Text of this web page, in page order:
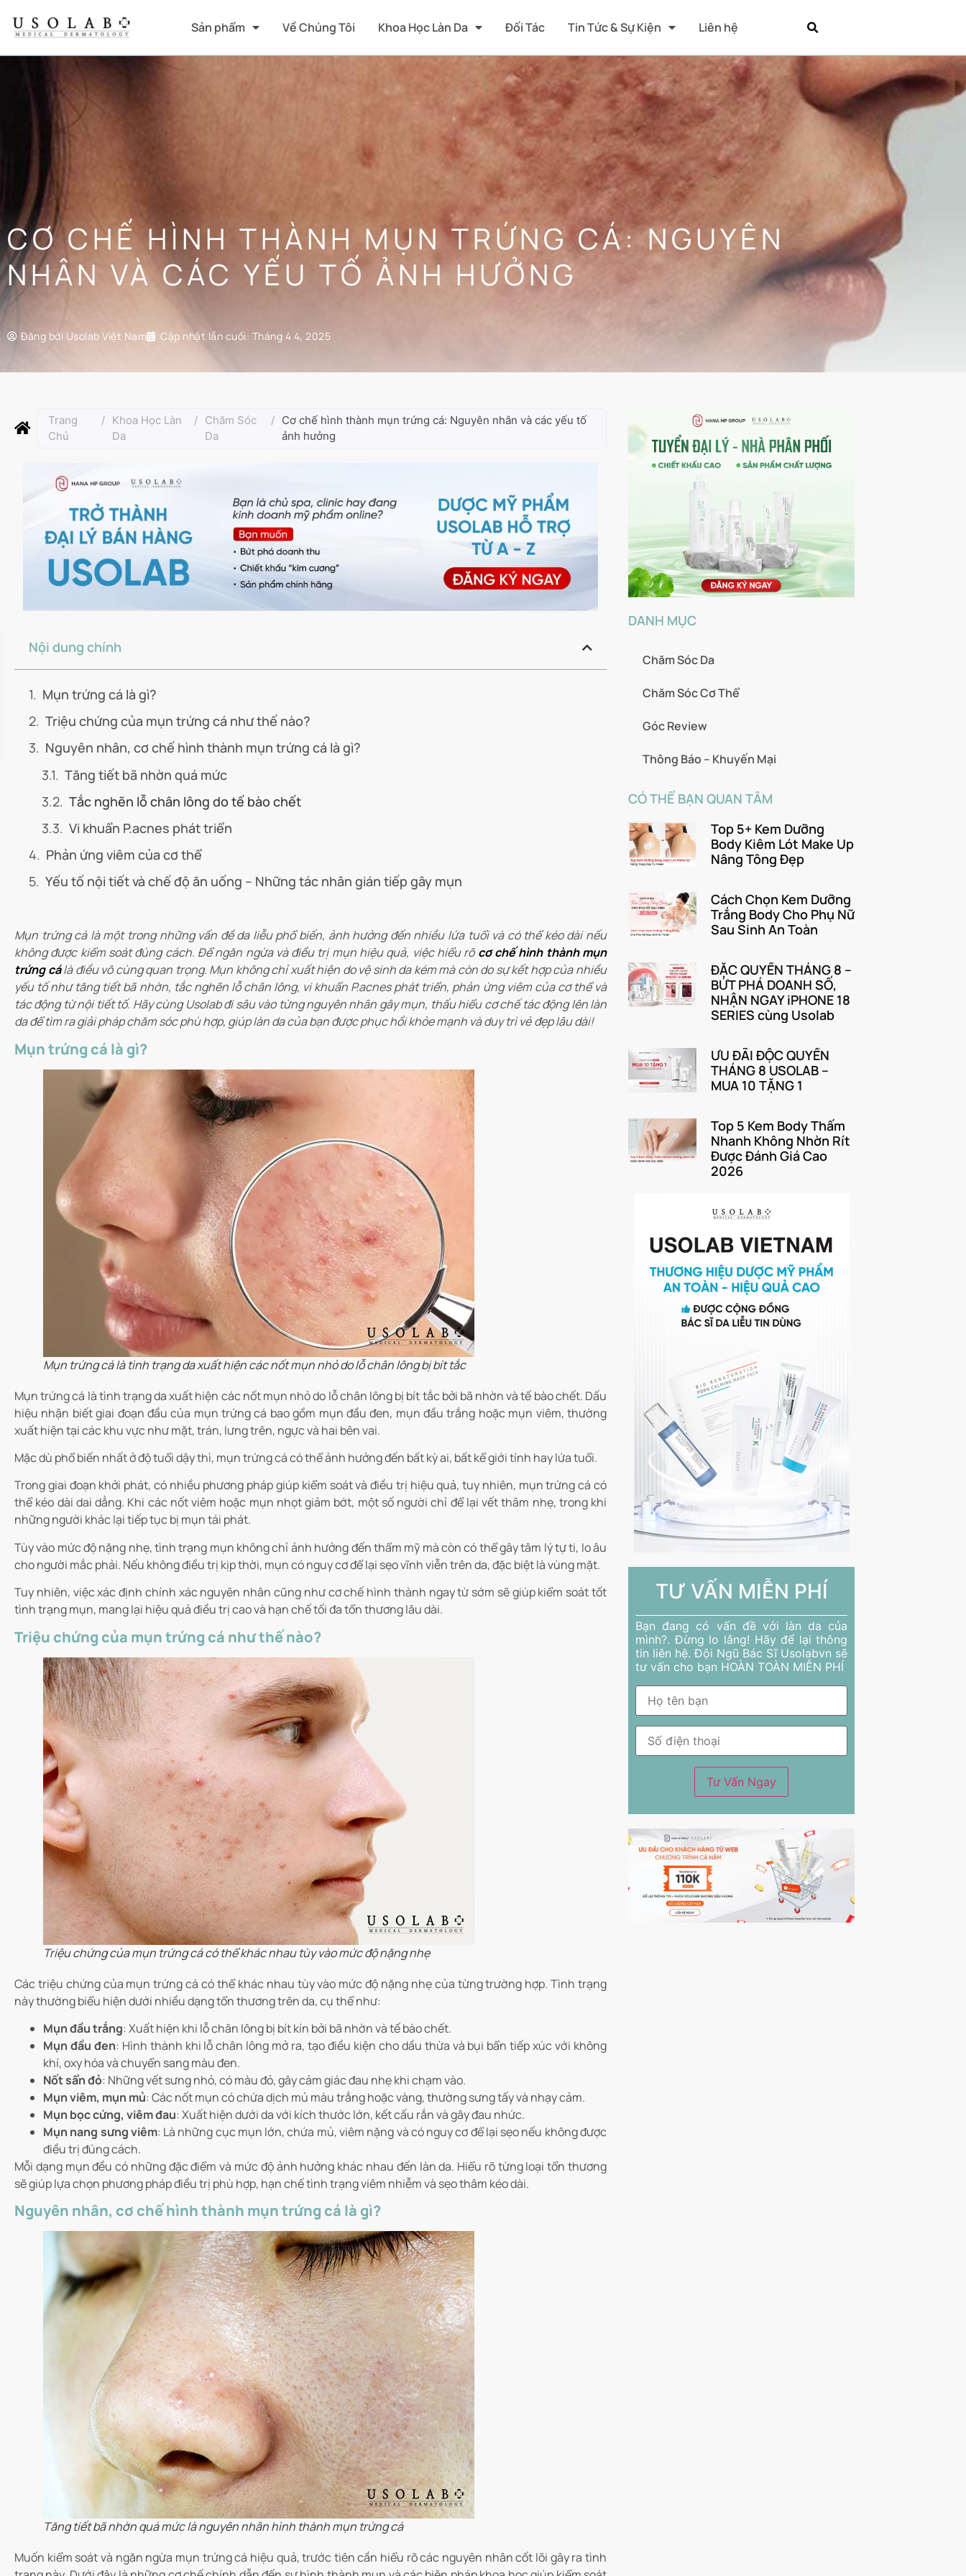
Sản phẩm Về Chúng Tôi Khoa Học Làn Da Đối Tác Tin Tức & Sự Kiện Liên hệ
CƠ CHẾ HÌNH THÀNH MỤN TRỨNG CÁ: NGUYÊN
NHÂN VÀ CÁC YẾU TỐ ẢNH HƯỞNG
Đăng bởi Usolab Việt Nam Cập nhật lần cuối: Tháng 4 4, 2025
Trang
Chủ
/ Khoa Học Làn
Da
/ Chăm Sóc
Da
/ Cơ chế hình thành mụn trứng cá: Nguyên nhân và các yếu tố
ảnh hưởng
Nội dung chính
Mụn trứng cá là gì?
Triệu chứng của mụn trứng cá như thế nào?
Nguyên nhân, cơ chế hình thành mụn trứng cá là gì?
Tăng tiết bã nhờn quá mức
Tắc nghẽn lỗ chân lông do tế bào chết
Vi khuẩn P.acnes phát triển
Phản ứng viêm của cơ thể
Yếu tố nội tiết và chế độ ăn uống – Những tác nhân gián tiếp gây mụn
Mụn trứng cá là một trong những vấn đề da liễu phổ biến, ảnh hưởng đến nhiều lứa tuổi và có thể kéo dài nếu
không được kiểm soát đúng cách. Để ngăn ngừa và điều trị mụn hiệu quả, việc hiểu rõ cơ chế hình thành mụn
trứng cálà điều vô cùng quan trọng. Mụn không chỉ xuất hiện do vệ sinh da kém mà còn do sự kết hợp của nhiều
yếu tố như tăng tiết bã nhờn, tắc nghẽn lỗ chân lông, vi khuẩn P.acnes phát triển, phản ứng viêm của cơ thể và
tác động từ nội tiết tố. Hãy cùng Usolab đi sâu vào từng nguyên nhân gây mụn, thấu hiểu cơ chế tác động lên làn
da để tìm ra giải pháp chăm sóc phù hợp, giúp làn da của bạn được phục hồi khỏe mạnh và duy trì vẻ đẹp lâu dài!
Mụn trứng cá là gì?
Mụn trứng cá là tình trạng da xuất hiện các nốt mụn nhỏ do lỗ chân lông bị bít tắc
Mụn trứng cá là tình trạng da xuất hiện các nốt mụn nhỏ do lỗ chân lông bị bít tắc bởi bã nhờn và tế bào chết. Dấu
hiệu nhận biết giai đoạn đầu của mụn trứng cá bao gồm mụn đầu đen, mụn đầu trắng hoặc mụn viêm, thường
xuất hiện tại các khu vực như mặt, trán, lưng trên, ngực và hai bên vai.
Mặc dù phổ biến nhất ở độ tuổi dậy thì, mụn trứng cá có thể ảnh hưởng đến bất kỳ ai, bất kể giới tính hay lứa tuổi.
Trong giai đoạn khởi phát, có nhiều phương pháp giúp kiểm soát và điều trị hiệu quả, tuy nhiên, mụn trứng cá có
thể kéo dài dai dẳng. Khi các nốt viêm hoặc mụn nhọt giảm bớt, một số người chỉ để lại vết thâm nhẹ, trong khi
những người khác lại tiếp tục bị mụn tái phát.
Tùy vào mức độ nặng nhẹ, tình trạng mụn không chỉ ảnh hưởng đến thẩm mỹ mà còn có thể gây tâm lý tự ti, lo âu
cho người mắc phải. Nếu không điều trị kịp thời, mụn có nguy cơ để lại sẹo vĩnh viễn trên da, đặc biệt là vùng mặt.
Tuy nhiên, việc xác định chính xác nguyên nhân cũng như cơ chế hình thành ngay từ sớm sẽ giúp kiểm soát tốt
tình trạng mụn, mang lại hiệu quả điều trị cao và hạn chế tối đa tổn thương lâu dài.
Triệu chứng của mụn trứng cá như thế nào?
Triệu chứng của mụn trứng cá có thể khác nhau tùy vào mức độ nặng nhẹ
Các triệu chứng của mụn trứng cá có thể khác nhau tùy vào mức độ nặng nhẹ của từng trường hợp. Tình trạng
này thường biểu hiện dưới nhiều dạng tổn thương trên da, cụ thể như:
Mụn đầu trắng: Xuất hiện khi lỗ chân lông bị bít kín bởi bã nhờn và tế bào chết.
Mụn đầu đen: Hình thành khi lỗ chân lông mở ra, tạo điều kiện cho dầu thừa và bụi bẩn tiếp xúc với không
khí, oxy hóa và chuyển sang màu đen.
Nốt sẩn đỏ: Những vết sưng nhỏ, có màu đỏ, gây cảm giác đau nhẹ khi chạm vào.
Mụn viêm, mụn mủ: Các nốt mụn có chứa dịch mủ màu trắng hoặc vàng, thường sưng tấy và nhạy cảm.
Mụn bọc cứng, viêm đau: Xuất hiện dưới da với kích thước lớn, kết cấu rắn và gây đau nhức.
Mụn nang sưng viêm: Là những cục mụn lớn, chứa mủ, viêm nặng và có nguy cơ để lại sẹo nếu không được
điều trị đúng cách.
Mỗi dạng mụn đều có những đặc điểm và mức độ ảnh hưởng khác nhau đến làn da. Hiểu rõ từng loại tổn thương
sẽ giúp lựa chọn phương pháp điều trị phù hợp, hạn chế tình trạng viêm nhiễm và sẹo thâm kéo dài.
Nguyên nhân, cơ chế hình thành mụn trứng cá là gì?
Tăng tiết bã nhờn quá mức là nguyên nhân hình thành mụn trứng cá
Muốn kiểm soát và ngăn ngừa mụn trứng cá hiệu quả, trước tiên cần hiểu rõ các nguyên nhân cốt lõi gây ra tình
DANH MỤC
Chăm Sóc Da
Chăm Sóc Cơ Thể
Góc Review
Thông Báo – Khuyến Mại
CÓ THỂ BẠN QUAN TÂM
Top 5+ Kem Dưỡng
Body Kiêm Lót Make Up
Nâng Tông Đẹp
Cách Chọn Kem Dưỡng
Trắng Body Cho Phụ Nữ
Sau Sinh An Toàn
ĐẶC QUYỀN THÁNG 8 –
BỨT PHÁ DOANH SỐ,
NHẬN NGAY iPHONE 18
SERIES cùng Usolab
ƯU ĐÃI ĐỘC QUYỀN
THÁNG 8 USOLAB –
MUA 10 TẶNG 1
Top 5 Kem Body Thấm
Nhanh Không Nhờn Rít
Được Đánh Giá Cao
2026
TƯ VẤN MIỄN PHÍ
Bạn đang có vấn đề với làn da của
mình?. Đừng lo lắng! Hãy để lại thông
tin liên hệ. Đội Ngũ Bác Sĩ Usolabvn sẽ
tư vấn cho bạn HOÀN TOÀN MIỄN PHÍ